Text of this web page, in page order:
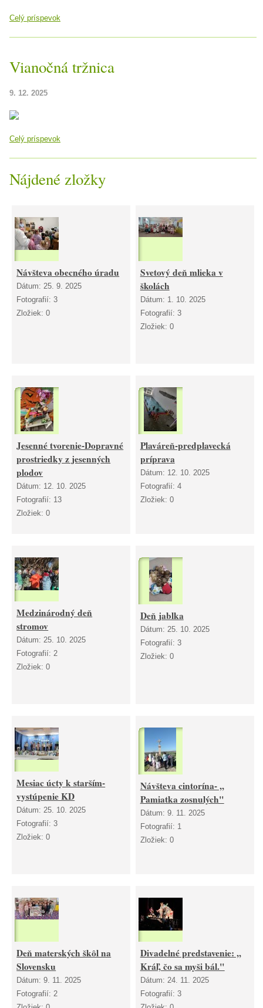
Celý príspevok
Vianočná tržnica
9. 12. 2025
Celý príspevok
Nájdené zložky
Návšteva obecného úradu
Dátum:25. 9. 2025
Fotografií:3
Zložiek:0
Svetový deň mlieka v
školách
Dátum: 1. 10. 2025
Fotografií: 3
Zložiek: 0
Jesenné tvorenie-Dopravné
prostriedky z jesenných
plodov
Dátum: 12. 10. 2025
Fotografií: 13
Zložiek:0
Plaváreň-predplavecká
príprava
Dátum: 12. 10. 2025
Fotografií: 4
Zložiek: 0
Medzinárodný deň
stromov
Dátum:25. 10. 2025
Fotografií:2
Zložiek:0
Deň jablka
Dátum: 25. 10. 2025
Fotografií: 3
Zložiek: 0
Mesiac úcty k starším-
vystúpenie KD
Dátum:25. 10. 2025
Fotografií:3
Zložiek:0
Návšteva cintorína- ,,
Pamiatka zosnulých"
Dátum: 9. 11. 2025
Fotografií: 1
Zložiek: 0
Deň materských škôl na
Slovensku
Dátum:9. 11. 2025
Fotografií:2
Divadelné predstavenie: ,,
Kráľ, čo sa myši bál."
Dátum: 24. 11. 2025
Fotografií: 3